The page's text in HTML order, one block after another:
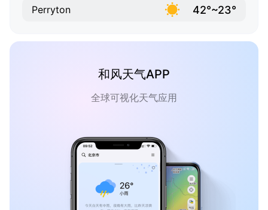
Perryton 42°~23°
和风天气APP
全球可视化天气应用